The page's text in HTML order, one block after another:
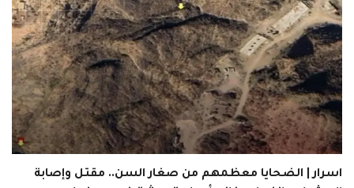
اسرار | الضحايا معظمهم من صغار السن.. مقتل وإصابة